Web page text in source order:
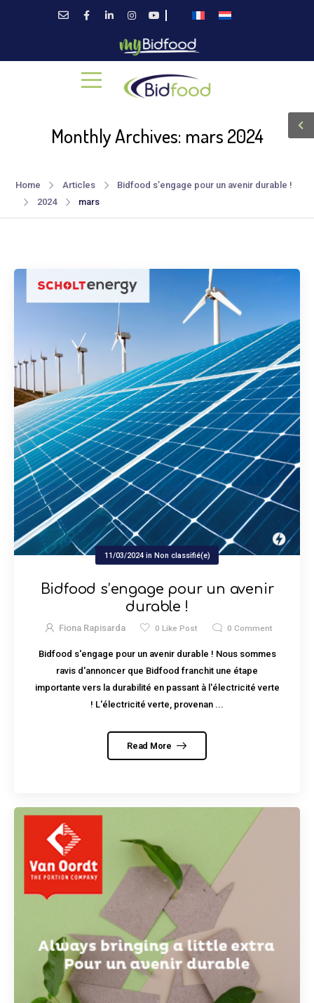
Monthly Archives: mars 2024
Home Articles
Bidfood s’engage pour un avenir durable !
2024
mars
11/03/2024in Non classifié(e)
Bidfood s’engage pour un avenir
durable !
Fiona Rapisarda 0 Like Post 0 Comment
Bidfood s'engage pour un avenir durable ! Nous sommes
ravis d'annoncer que Bidfood franchit une étape
importante vers la durabilité en passant à l'électricité verte
! L'électricité verte, provenan ...
Read More